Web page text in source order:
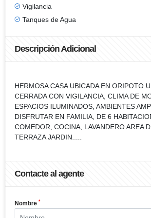
Vigilancia
Tanques de Agua
Descripción Adicional
HERMOSA CASA UBICADA EN ORIPOTO
CERRADA CON VIGILANCIA, CLIMA DE
ESPACIOS ILUMINADOS, AMBIENTES
DISFRUTAR EN FAMILIA, DE 6
COMEDOR, COCINA, LAVANDERO AREA
TERRAZA JARDIN.....
Contacte al agente
Nombre *